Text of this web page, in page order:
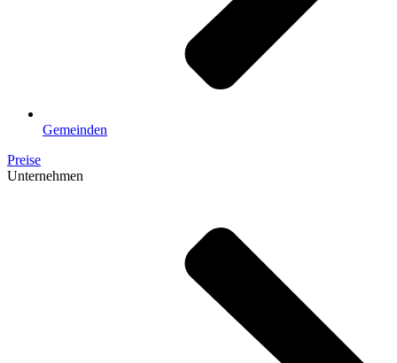
Gemeinden
Preise
Unternehmen